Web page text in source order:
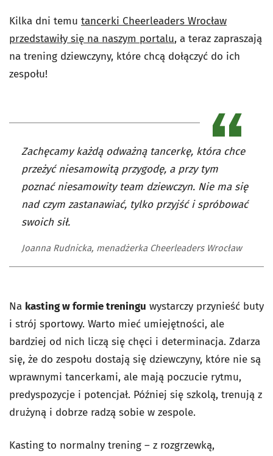
Kilka dni temu tancerki Cheerleaders Wrocław
przedstawiły się na naszym portalu, a teraz zapraszają
na trening dziewczyny, które chcą dołączyć do ich
zespołu!
Zachęcamy każdą odważną tancerkę, która chce
przeżyć niesamowitą przygodę, a przy tym
poznać niesamowity team dziewczyn. Nie ma się
nad czym zastanawiać, tylko przyjść i spróbować
swoich sił.
Joanna Rudnicka, menadżerka Cheerleaders Wrocław
Na kasting w formie treningu wystarczy przynieść buty
i strój sportowy. Warto mieć umiejętności, ale
bardziej od nich liczą się chęci i determinacja. Zdarza
się, że do zespołu dostają się dziewczyny, które nie są
wprawnymi tancerkami, ale mają poczucie rytmu,
predyspozycje i potencjał. Później się szkolą, trenują z
drużyną i dobrze radzą sobie w zespole.
Kasting to normalny trening – z rozgrzewką,